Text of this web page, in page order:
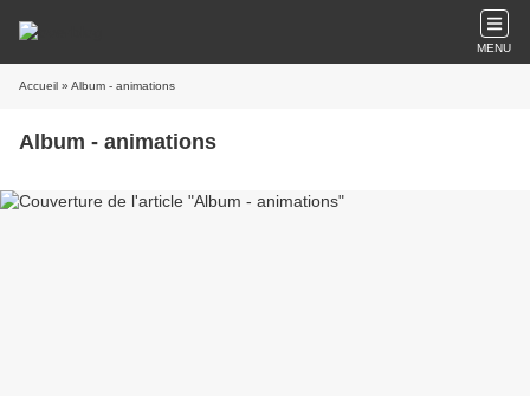
MENU
Accueil » Album - animations
Album - animations